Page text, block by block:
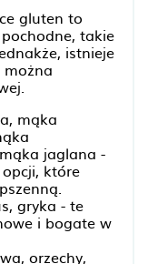
gluten to
takie
istnieje
mąka
jaglana -
które
gryka - te
i bogate w
orzechy,